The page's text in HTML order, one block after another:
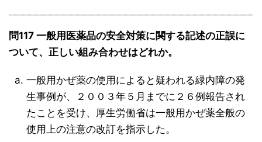
問117 一般用医薬品の安全対策に関する記述の正誤に
ついて、正しい組み合わせはどれか。
一般用かぜ薬の使用によると疑われる緑内障の発
生事例が、２００３年５月までに２６例報告され
たことを受け、厚生労働省は一般用かぜ薬全般の
使用上の注意の改訂を指示した。